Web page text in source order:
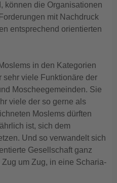
können die Organisationen
mit Nachdruck
entsprechend orientierten
in den Kategorien
sehr viele Funktionäre der
Moscheegemeinden. Sie
viele der so gerne als
Moslems dürften
ist, sich dem
Und so verwandelt sich
Gesellschaft ganz
um Zug, in eine Scharia-